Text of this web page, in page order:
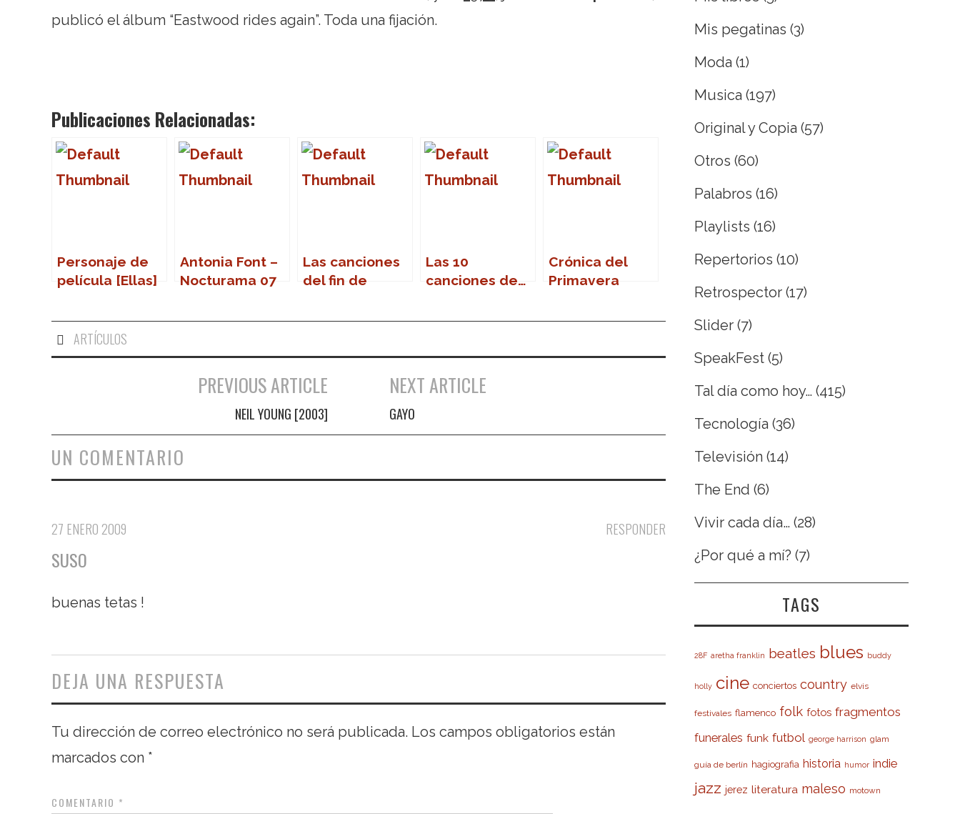
publicó el álbum “Eastwood rides again”. Toda una fijación.
Publicaciones Relacionadas:
Personaje de
película [Ellas]
Antonia Font –
Nocturama 07
Las canciones
del fin de
Las 10
canciones de…
Crónica del
Primavera
ARTÍCULOS
Navegación de entradas
PREVIOUS ARTICLE
NEIL YOUNG [2003]
NEXT ARTICLE
GAYO
UN COMENTARIO
RESPONDER
27 ENERO 2009
SUSO
buenas tetas !
DEJA UNA RESPUESTA
Tu dirección de correo electrónico no será publicada. Los campos obligatorios están
marcados con *
COMENTARIO *
Mis pegatinas (3)
Moda (1)
Musica (197)
Original y Copia (57)
Otros (60)
Palabros (16)
Playlists (16)
Repertorios (10)
Retrospector (17)
Slider (7)
SpeakFest (5)
Tal día como hoy… (415)
Tecnología (36)
Televisión (14)
The End (6)
Vivir cada día… (28)
¿Por qué a mí? (7)
TAGS
28F aretha franklin beatles blues buddy
holly cine conciertos country elvis
festivales flamenco folk fotos fragmentos
funerales funk futbol george harrison glam
guía de berlín hagiografia historia humor indie
jazz jerez literatura maleso motown